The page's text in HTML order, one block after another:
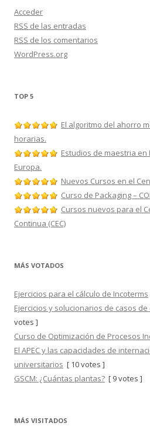
Acceder
RSS de las entradas
RSS de los comentarios
WordPress.org
TOP 5
El algoritmo del ahorro
horarias.
Estudios de maestria en
Europa.
Nuevos Cursos en el
Curso de Packaging –
Cursos nuevos para el
Continua (CEC)
MÁS VOTADOS
Ejercicios para el cálculo de Incoterms
Ejercicios y solucionarios de casos
votes ]
Curso de Optimización de Procesos
El APEC y las capacidades de
universitarios [ 10 votes ]
GSCM: ¿Cuántas plantas? [ 9 votes ]
MÁS VISITADOS